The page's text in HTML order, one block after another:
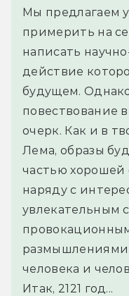
Мы предлагаем
примерить на
написать
действие
будущем.
повествование
очерк. Как и в
Лема, образы
частью хорошей
наряду с
увлекательным
размышлениями
человека и
Итак, 2121 год...